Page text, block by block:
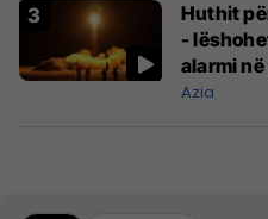
Huthit
-
alarmi
Azia